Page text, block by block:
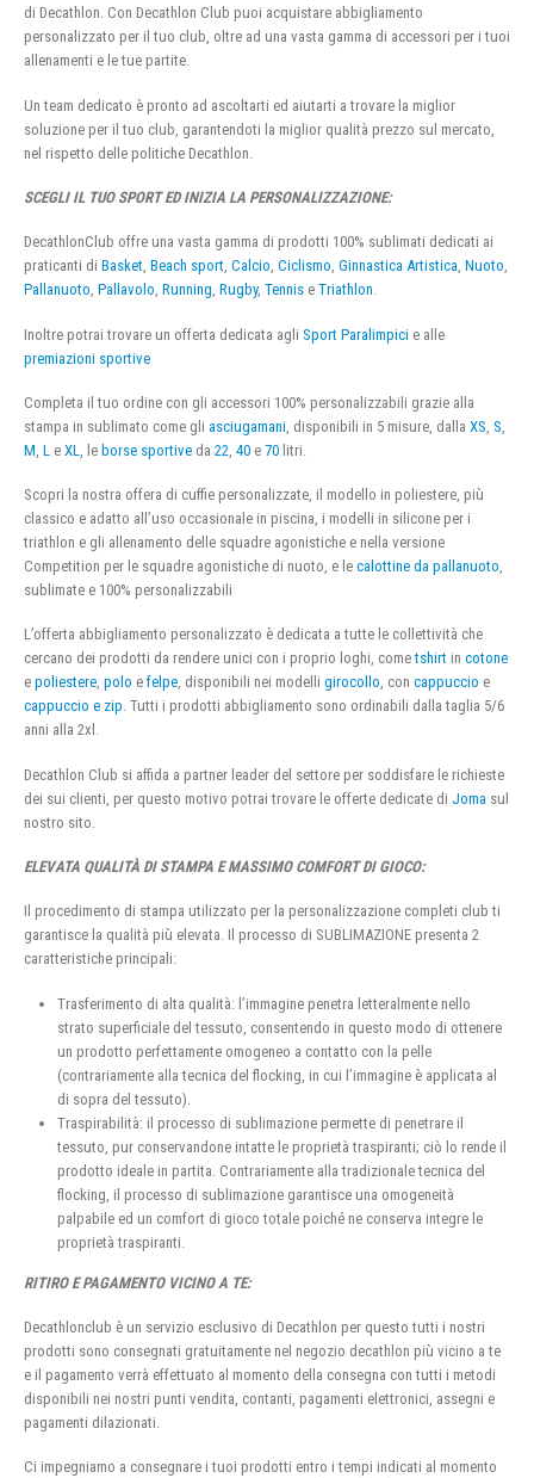
di Decathlon. Con Decathlon Club puoi acquistare abbigliamento
personalizzato per il tuo club, oltre ad una vasta gamma di accessori per i tuoi
allenamenti e le tue partite.
Un team dedicato è pronto ad ascoltarti ed aiutarti a trovare la miglior
soluzione per il tuo club, garantendoti la miglior qualità prezzo sul mercato,
nel rispetto delle politiche Decathlon.
SCEGLI IL TUO SPORT ED INIZIA LA PERSONALIZZAZIONE:
DecathlonClub offre una vasta gamma di prodotti 100% sublimati dedicati ai
praticanti di Basket, Beach sport, Calcio, Ciclismo, Ginnastica Artistica, Nuoto,
Pallanuoto, Pallavolo, Running, Rugby, Tennis e Triathlon.
Inoltre potrai trovare un offerta dedicata agli Sport Paralimpici e alle
premiazioni sportive
Completa il tuo ordine con gli accessori 100% personalizzabili grazie alla
stampa in sublimato come gli asciugamani , disponibili in 5 misure, dalla XS S
M L e XL , le borse sportive da 22 40 e 70 litri.
Scopri la nostra offera di cuffie personalizzate, il modello in poliestere, più
classico e adatto all’uso occasionale in piscina, i modelli in silicone per i
triathlon e gli allenamento delle squadre agonistiche e nella versione
Competition per le squadre agonistiche di nuoto, e le calottine da pallanuoto,
sublimate e 100% personalizzabili
L’offerta abbigliamento personalizzato è dedicata a tutte le collettività che
cercano dei prodotti da rendere unici con i proprio loghi, cometshirt in cotone
e poliestere, polo e felpe, disponibili nei modelli girocollo, con cappuccio e
cappuccio e zip. Tutti i prodotti abbigliamento sono ordinabili dalla taglia 5/6
anni alla 2xl.
Decathlon Club si affida a partner leader del settore per soddisfare le richieste
dei sui clienti, per questo motivo potrai trovare le offerte dedicate di Joma sul
nostro sito.
ELEVATA QUALITÀ DI STAMPA E MASSIMO COMFORT DI GIOCO:
Il procedimento di stampa utilizzato per la personalizzazione completi club ti
garantisce la qualità più elevata. Il processo di SUBLIMAZIONE presenta 2
caratteristiche principali:
Trasferimento di alta qualità: l’immagine penetra letteralmente nello
strato superficiale del tessuto, consentendo in questo modo di ottenere
un prodotto perfettamente omogeneo a contatto con la pelle
(contrariamente alla tecnica del flocking, in cui l’immagine è applicata al
di sopra del tessuto).
Traspirabilità: il processo di sublimazione permette di penetrare il
tessuto, pur conservandone intatte le proprietà traspiranti; ciò lo rende il
prodotto ideale in partita. Contrariamente alla tradizionale tecnica del
flocking, il processo di sublimazione garantisce una omogeneità
palpabile ed un comfort di gioco totale poiché ne conserva integre le
proprietà traspiranti.
RITIRO E PAGAMENTO VICINO A TE:
Decathlonclub è un servizio esclusivo di Decathlon per questo tutti i nostri
prodotti sono consegnati gratuitamente nel negozio decathlon più vicino a te
e il pagamento verrà effettuato al momento della consegna con tutti i metodi
disponibili nei nostri punti vendita, contanti, pagamenti elettronici, assegni e
pagamenti dilazionati.
Ci impegniamo a consegnare i tuoi prodotti entro i tempi indicati al momento